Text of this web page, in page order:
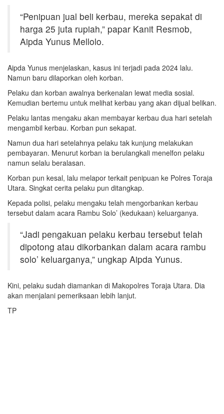
“Penipuan jual beli kerbau, mereka sepakat di
harga 25 juta rupiah,” papar Kanit Resmob,
Aipda Yunus Mellolo.
Aipda Yunus menjelaskan, kasus ini terjadi pada 2024 lalu.
Namun baru dilaporkan oleh korban.
Pelaku dan korban awalnya berkenalan lewat media sosial.
Kemudian bertemu untuk melihat kerbau yang akan dijual belikan.
Pelaku lantas mengaku akan membayar kerbau dua hari setelah
mengambil kerbau. Korban pun sekapat.
Namun dua hari setelahnya pelaku tak kunjung melakukan
pembayaran. Menurut korban ia berulangkali menelfon pelaku
namun selalu beralasan.
Korban pun kesal, lalu melapor terkait penipuan ke Polres Toraja
Utara. Singkat cerita pelaku pun ditangkap.
Kepada polisi, pelaku mengaku telah mengorbankan kerbau
tersebut dalam acara Rambu Solo’ (kedukaan) keluarganya.
“Jadi pengakuan pelaku kerbau tersebut telah
dipotong atau dikorbankan dalam acara rambu
solo’ keluarganya,” ungkap Aipda Yunus.
Kini, pelaku sudah diamankan di Makopolres Toraja Utara. Dia
akan menjalani pemeriksaan lebih lanjut.
TP